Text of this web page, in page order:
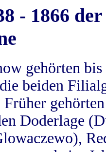
- 1866
gehörten
beiden
Doderlage